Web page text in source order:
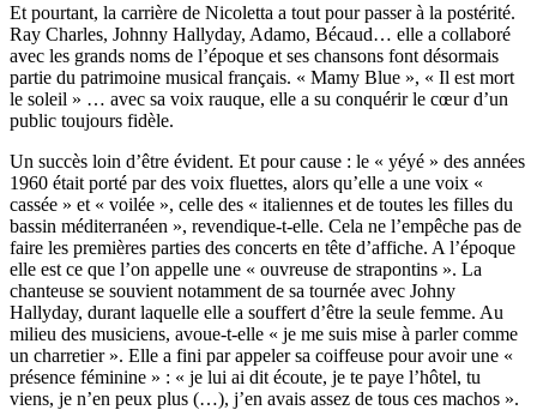
Et pourtant, la carrière de Nicoletta a tout pour passer à la postérité.
Ray Charles, Johnny Hallyday, Adamo, Bécaud… elle a collaboré
avec les grands noms de l’époque et ses chansons font désormais
partie du patrimoine musical français. « Mamy Blue », « Il est mort
le soleil » … avec sa voix rauque, elle a su conquérir le cœur d’un
public toujours fidèle.
Un succès loin d’être évident. Et pour cause : le « yéyé » des années
1960 était porté par des voix fluettes, alors qu’elle a une voix «
cassée » et « voilée », celle des « italiennes et de toutes les filles du
bassin méditerranéen », revendique-t-elle. Cela ne l’empêche pas de
faire les premières parties des concerts en tête d’affiche. A l’époque
elle est ce que l’on appelle une « ouvreuse de strapontins ». La
chanteuse se souvient notamment de sa tournée avec Johny
Hallyday, durant laquelle elle a souffert d’être la seule femme. Au
milieu des musiciens, avoue-t-elle « je me suis mise à parler comme
un charretier ». Elle a fini par appeler sa coiffeuse pour avoir une «
présence féminine » : « je lui ai dit écoute, je te paye l’hôtel, tu
viens, je n’en peux plus (…), j’en avais assez de tous ces machos ».